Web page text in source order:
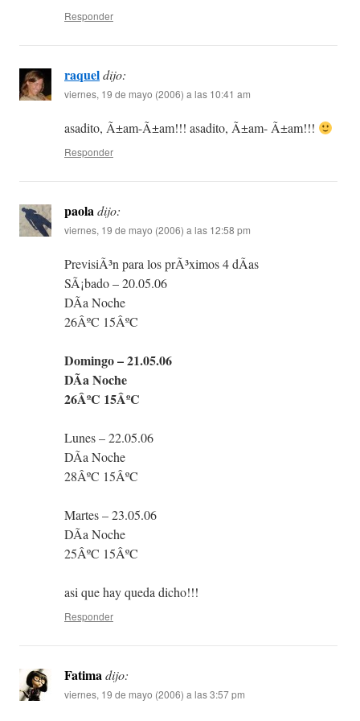
Responder
raqueldijo:
viernes, 19 de mayo (2006) a las 10:41 am
asadito, Ã±am-Ã±am!!! asadito, Ã±am- Ã±am!!!
Responder
paoladijo:
viernes, 19 de mayo (2006) a las 12:58 pm
PrevisiÃ³n para los prÃ³ximos 4 dÃ­as
SÃ¡bado – 20.05.06
DÃ­a Noche
26ÂºC 15ÂºC
Domingo – 21.05.06
DÃ­a Noche
26ÂºC 15ÂºC
Lunes – 22.05.06
DÃ­a Noche
28ÂºC 15ÂºC
Martes – 23.05.06
DÃ­a Noche
25ÂºC 15ÂºC
asi que hay queda dicho!!!
Responder
Fatimadijo:
viernes, 19 de mayo (2006) a las 3:57 pm